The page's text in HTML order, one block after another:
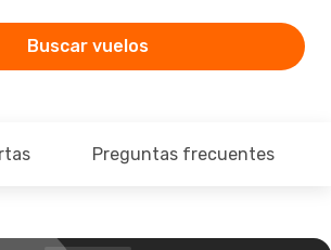
Buscar vuelos
Preguntas frecuentes